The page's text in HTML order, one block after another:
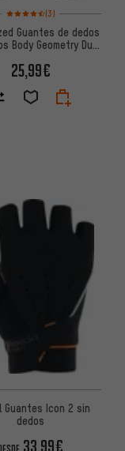
Valoración media: 4,5 de 5
(3)
Guantes de dedos
Body Geometry Dual
25,99€
Guantes Icon 2 sin
dedos
33,99€